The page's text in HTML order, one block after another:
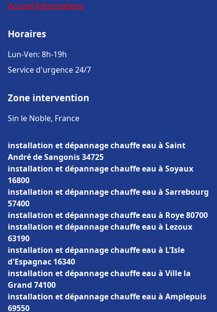
Accueil Informations
Horaires
Lun-Ven: 8h-19h
Service d'urgence 24/7
Zone intervention
Sin le Noble, France
installation et dépannage chauffe eau à Saint
André de Sangonis 34725
installation et dépannage chauffe eau à Soyaux
16800
installation et dépannage chauffe eau à Sarrebourg
57400
installation et dépannage chauffe eau à Roye 80700
installation et dépannage chauffe eau à Lezoux
63190
installation et dépannage chauffe eau à L'Isle
d'Espagnac 16340
installation et dépannage chauffe eau à Ville la
Grand 74100
installation et dépannage chauffe eau à Amplepuis
69550